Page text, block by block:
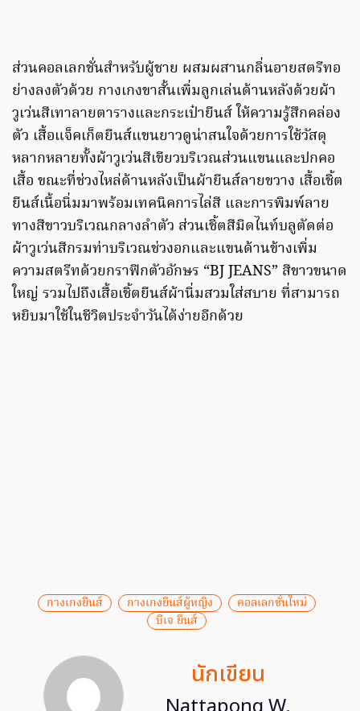
ส่วนคอลเลกชั่นสำหรับผู้ชาย ผสมผสานกลิ่นอายสตรีทอ
ย่างลงตัวด้วย กางเกงขาสั้นเพิ่มลูกเล่นด้านหลังด้วยผ้า
วูเว่นสีเทาลายตารางและกระเป๋ายีนส์ ให้ความรู้สึกคล่อง
ตัว เสื้อแจ็คเก็ตยีนส์แขนยาวดูน่าสนใจด้วยการใช้วัสดุ
หลากหลายทั้งผ้าวูเว่นสีเขียวบริเวณส่วนแขนและปกคอ
เสื้อ ขณะที่ช่วงไหล่ด้านหลังเป็นผ้ายีนส์ลายขวาง เสื้อเชิ้ต
ยีนส์เนื้อนิ่มมาพร้อมเทคนิคการไล่สี และการพิมพ์ลาย
ทางสีขาวบริเวณกลางลำตัว ส่วนเชิ้ตสีมิดไนท์บลูตัดต่อ
ผ้าวูเว่นสีกรมท่าบริเวณช่วงอกและแขนด้านข้างเพิ่ม
ความสตรีทด้วยกราฟิกตัวอักษร “BJ JEANS” สีขาวขนาด
ใหญ่ รวมไปถึงเสื้อเชิ้ตยีนส์ผ้านิ่มสวมใส่สบาย ที่สามารถ
หยิบมาใช้ในชีวิตประจำวันได้ง่ายอีกด้วย
กางเกงยีนส์ กางเกงยีนส์ผู้หญิง
คอลเลกชั่นใหม่
บีเจ ยีนส์
นักเขียน